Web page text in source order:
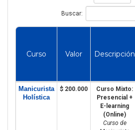
Buscar:
Curso Valor Descripción
Manicurista
Holística
$ 200.000
Curso Mixto:
Presencial +
E-learning
(Online)
Curso de